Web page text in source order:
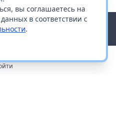
вы соглашаетесь на
в соответствии с
.